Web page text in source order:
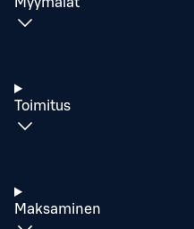
Toimitus
Maksaminen